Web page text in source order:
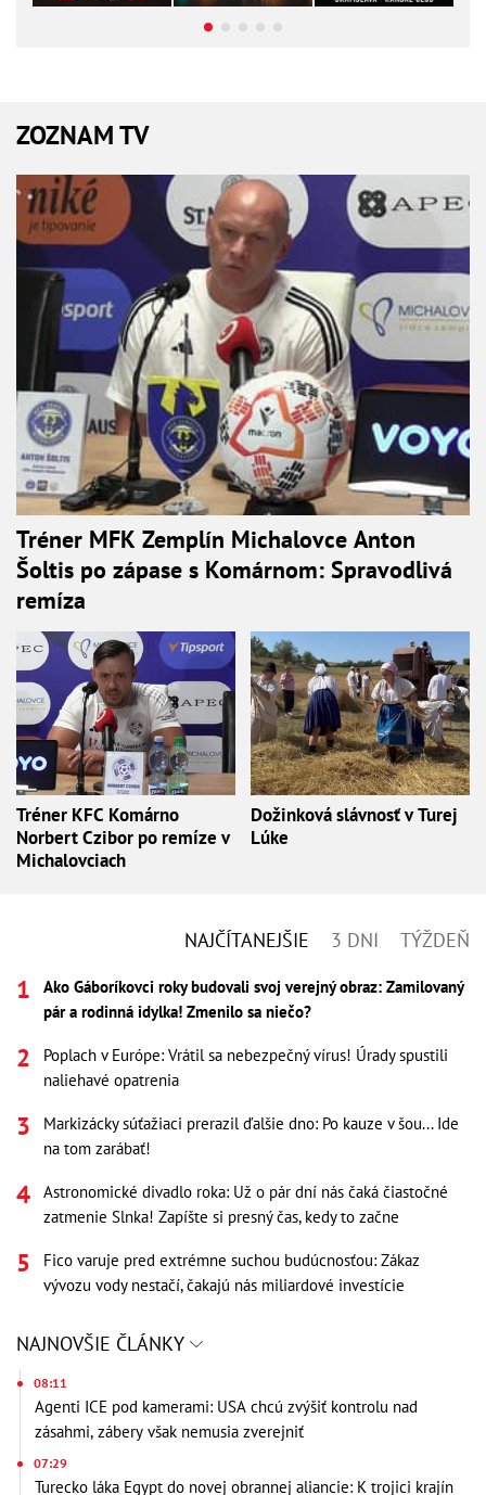
ZOZNAM TV
Tréner MFK Zemplín Michalovce Anton
Šoltis po zápase s Komárnom: Spravodlivá
remíza
Tréner KFC Komárno
Norbert Czibor po remíze v
Michalovciach
Dožinková slávnosť v Turej
Lúke
NAJČÍTANEJŠIE 3 DNI TÝŽDEŇ
Ako Gáboríkovci roky budovali svoj verejný obraz: Zamilovaný
pár a rodinná idylka! Zmenilo sa niečo?
Poplach v Európe: Vrátil sa nebezpečný vírus! Úrady spustili
naliehavé opatrenia
Markizácky súťažiaci prerazil ďalšie dno: Po kauze v šou... Ide
na tom zarábať!
Astronomické divadlo roka: Už o pár dní nás čaká čiastočné
zatmenie Slnka! Zapíšte si presný čas, kedy to začne
Fico varuje pred extrémne suchou budúcnosťou: Zákaz
vývozu vody nestačí, čakajú nás miliardové investície
NAJNOVŠIE ČLÁNKY
08:11
Agenti ICE pod kamerami: USA chcú zvýšiť kontrolu nad
zásahmi, zábery však nemusia zverejniť
07:29
Turecko láka Egypt do novej obrannej aliancie: K trojici krajín